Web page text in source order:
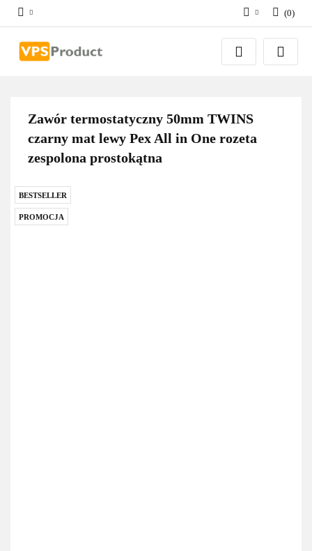
Zaloguj się
Zarejestruj się
(0)
Zawór termostatyczny 50mm TWINS
czarny mat lewy Pex All in One rozeta
zespolona prostokątna
BESTSELLER
PROMOCJA